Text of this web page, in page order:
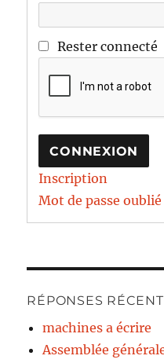
Rester connecté
CONNEXION
Inscription
Mot de passe oublié
RÉPONSES
machines a écrire
Assemblée